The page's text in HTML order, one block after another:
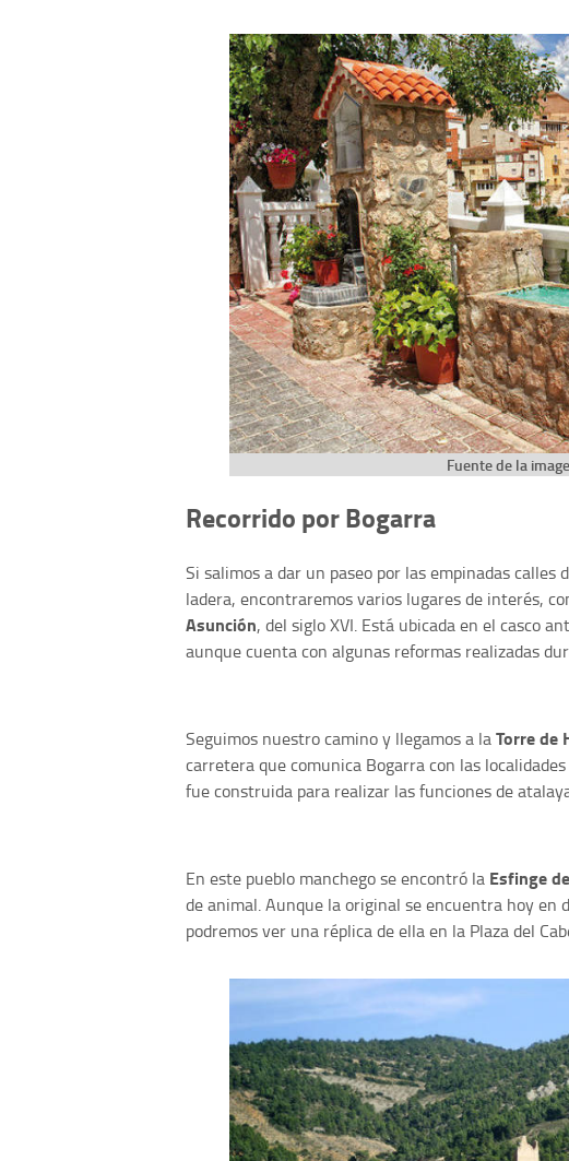
Fuente de la
Recorrido por Bogarra
Si salimos a dar un paseo por las empinadas
ladera, encontraremos varios lugares de interés,
Asunción, del siglo XVI. Está ubicada en el casco
aunque cuenta con algunas reformas realizadas
Seguimos nuestro camino y llegamos a laTorre de
carretera que comunica Bogarra con las
fue construida para realizar las funciones de
En este pueblo manchego se encontró la Esfinge
de animal. Aunque la original se encuentra hoy en
podremos ver una réplica de ella en la Plaza del